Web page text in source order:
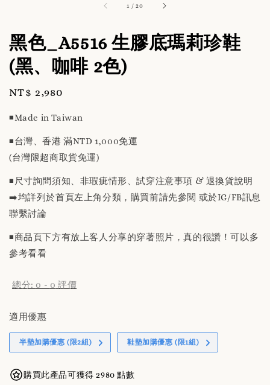
1 /20
黑色_A5516 生膠底瑪莉珍鞋
(黑、咖啡 2色)
Regular
NT$ 2,980
◾️Made in Taiwan
◾️台灣、香港 滿NTD 1,000免運
(台灣限超商取貨免運)
◾️尺寸詢問須知、非瑕疵情形、試穿注意事項 & 退換貨說明
➡️均詳列於首頁左上角分類，購買前請先參閱 或於IG/FB訊息
聯繫討論
◾️商品頁下方有放上客人分享的穿著照片，真的很讚！可以多
參考看看
總分: 0 - 0 評價
適用優惠
半墊加購優惠 (限2組) 鞋墊加購優惠 (限1組)
購買此產品可獲得 2980 點數